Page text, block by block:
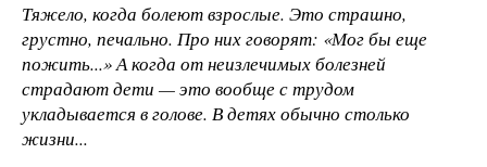
Тяжело, когда болеют взрослые. Это страшно,
грустно, печально. Про них говорят: «Мог бы еще
пожить...» А когда от неизлечимых болезней
страдают дети — это вообще с трудом
укладывается в голове. В детях обычно столько
жизни...